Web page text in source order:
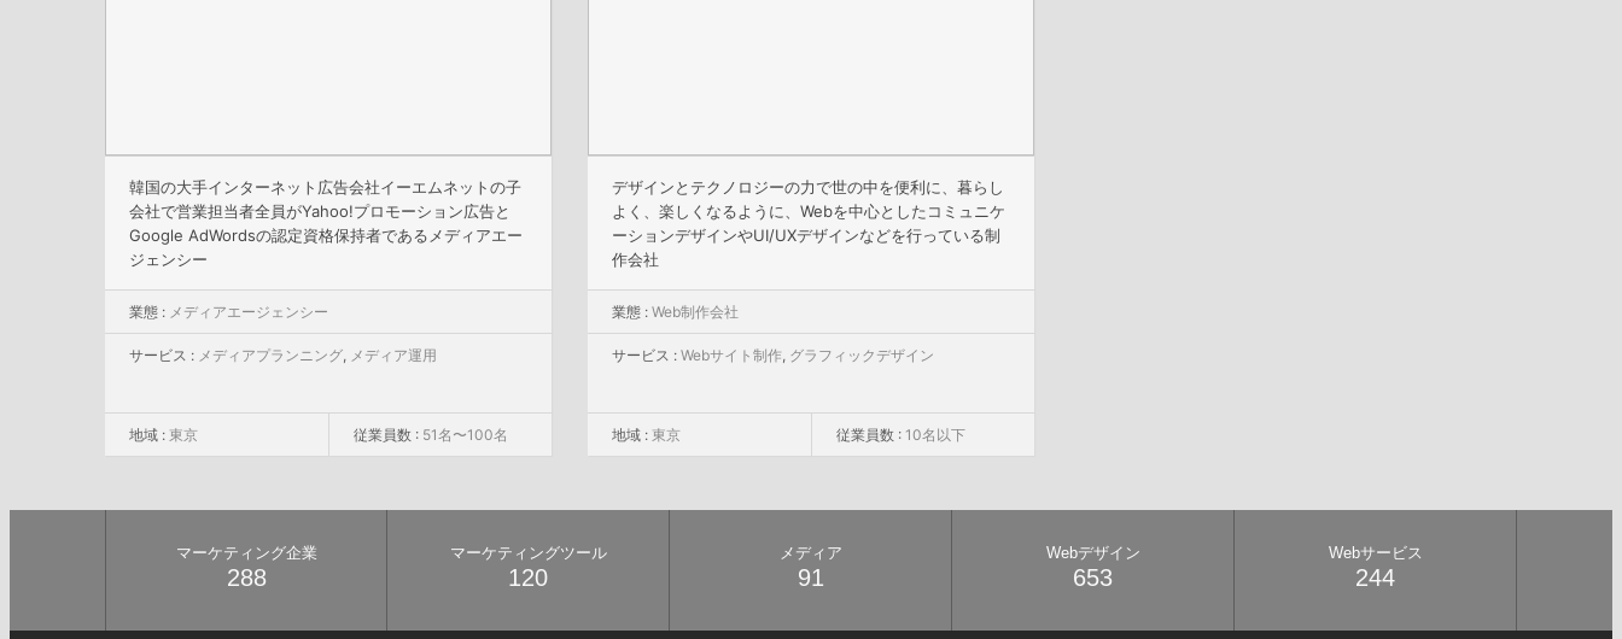
韓国の大手インターネット広告会社イーエムネットの子
会社で営業担当者全員がYahoo!プロモーション広告と
Google AdWordsの認定資格保持者であるメディアエー
ジェンシー
業態 : メディアエージェンシー
サービス : メディアプランニング, メディア運用
地域 : 東京 従業員数 : 51名〜100名
デザインとテクノロジーの力で世の中を便利に、暮らし
よく、楽しくなるように、Webを中心としたコミュニケ
ーションデザインやUI/UXデザインなどを行っている制
作会社
業態 : Web制作会社
サービス : Webサイト制作, グラフィックデザイン
地域 : 東京 従業員数 : 10名以下
マーケティング企業
288
マーケティングツール
120
メディア
91
Webデザイン
653
Webサービス
244